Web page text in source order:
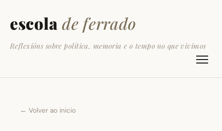
escola de ferrado
Reflexións sobre política, memoria e o tempo no que vivimos
← Volver ao inicio